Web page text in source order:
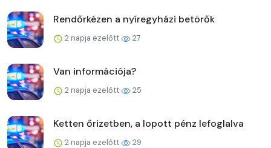
Rendőrkézen a nyíregyházi betörők
2 napja ezelőtt 27
Van információja?
2 napja ezelőtt 25
Ketten őrizetben, a lopott pénz lefoglalva
2 napja ezelőtt 29